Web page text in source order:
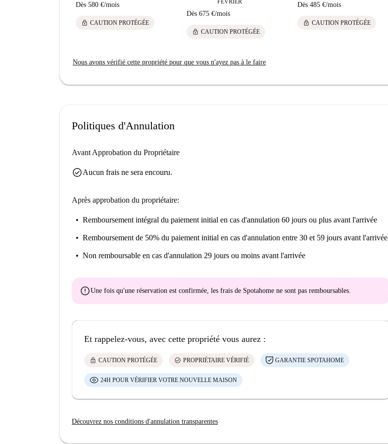
Dès 580 €/mois
lock CAUTION PROTÉGÉE
Dès 675 €/mois
lock CAUTION PROTÉGÉE
Dès 485 €/mois
lock CAUTION PROTÉGÉE
Nous avons vérifié cette propriété pour que vous n'ayez pas à le faire
Politiques d'Annulation
Avant Approbation du Propriétaire
check_circleAucun frais ne sera encouru.
Après approbation du propriétaire:
Remboursement intégral du paiement initial en cas d'annulation 60 jours ou plus avant l'arrivée
Remboursement de 50% du paiement initial en cas d'annulation entre 30 et 59 jours avant l'arrivée
Non remboursable en cas d'annulation 29 jours ou moins avant l'arrivée
errorUne fois qu'une réservation est confirmée, les frais de Spotahome ne sont pas remboursables
Et rappelez-vous, avec cette propriété vous aurez :
lock CAUTION PROTÉGÉE check_circle PROPRIÉTAIRE VÉRIFIÉ GARANTIE SPOTAHOME
24H POUR VÉRIFIER VOTRE NOUVELLE MAISON
Découvrez nos conditions d'annulation transparentes